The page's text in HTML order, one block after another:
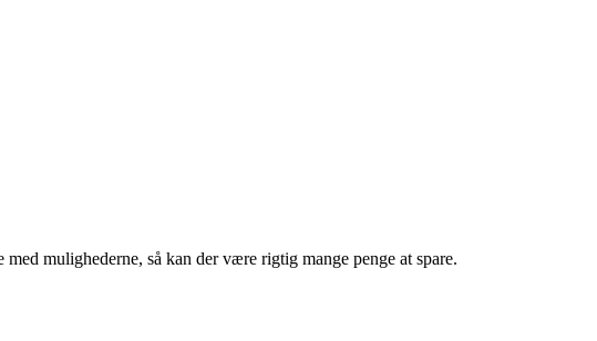
mulighederne, så kan der være rigtig mange penge at spare.